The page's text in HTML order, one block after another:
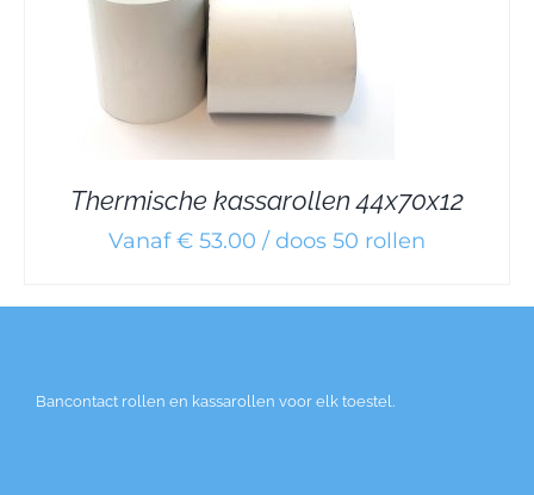
Thermische kassarollen 44x70x12
Vanaf € 53.00 / doos 50 rollen
Bancontact rollen en kassarollen voor elk toestel.